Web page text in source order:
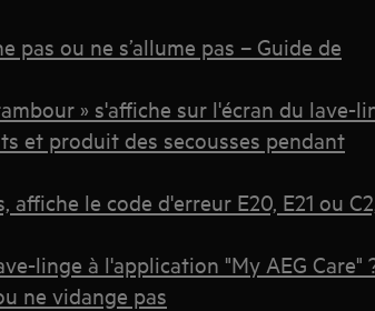
pas ou ne s’allume pas – Guide de
» s'affiche sur l'écran du lave-
et produit des secousses pendant
affiche le code d'erreur E20, E21 ou
linge à l'application "My AEG Care"
ne vidange pas